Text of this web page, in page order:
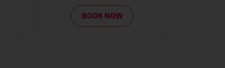
BOOK NOW